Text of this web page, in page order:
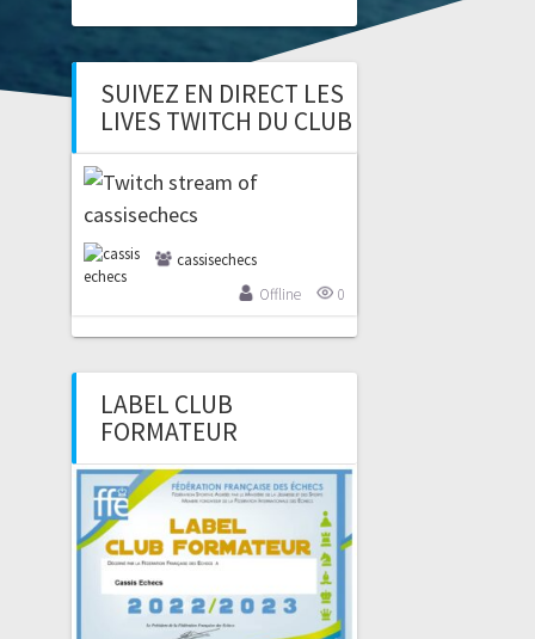
SUIVEZ EN DIRECT LES
LIVES TWITCH DU CLUB
cassisechecs
Offline
0
LABEL CLUB
FORMATEUR